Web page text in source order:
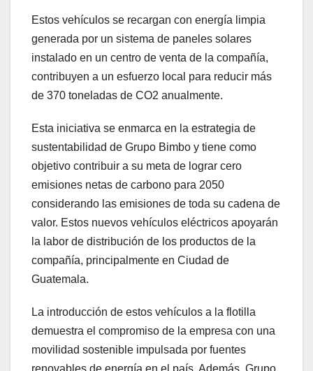
Estos vehículos se recargan con energía limpia
generada por un sistema de paneles solares
instalado en un centro de venta de la compañía,
contribuyen a un esfuerzo local para reducir más
de 370 toneladas de CO2 anualmente.
Esta iniciativa se enmarca en la estrategia de
sustentabilidad de Grupo Bimbo y tiene como
objetivo contribuir a su meta de lograr cero
emisiones netas de carbono para 2050
considerando las emisiones de toda su cadena de
valor. Estos nuevos vehículos eléctricos apoyarán
la labor de distribución de los productos de la
compañía, principalmente en Ciudad de
Guatemala.
La introducción de estos vehículos a la flotilla
demuestra el compromiso de la empresa con una
movilidad sostenible impulsada por fuentes